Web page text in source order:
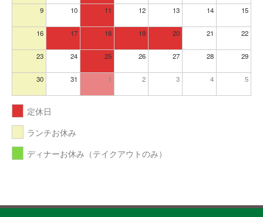
9 10 11 12 13 14 15
16 17 18 19 20 21 22
23 24 25 26 27 28 29
30 31 1 2 3 4 5
定休日
ランチお休み
ディナーお休み（テイクアウトのみ）